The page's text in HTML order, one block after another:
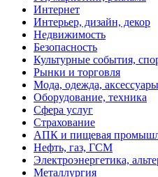
Интернет
Интерьер, дизайн, декор
Недвижимость
Безопасность
Культурные события,
Рынки и торговля
Мода, одежда,
Оборудование, техника
Сфера услуг
Страхование
АПК и пищевая
Нефть, газ, ГСМ
Электроэнергетика,
Металлургия